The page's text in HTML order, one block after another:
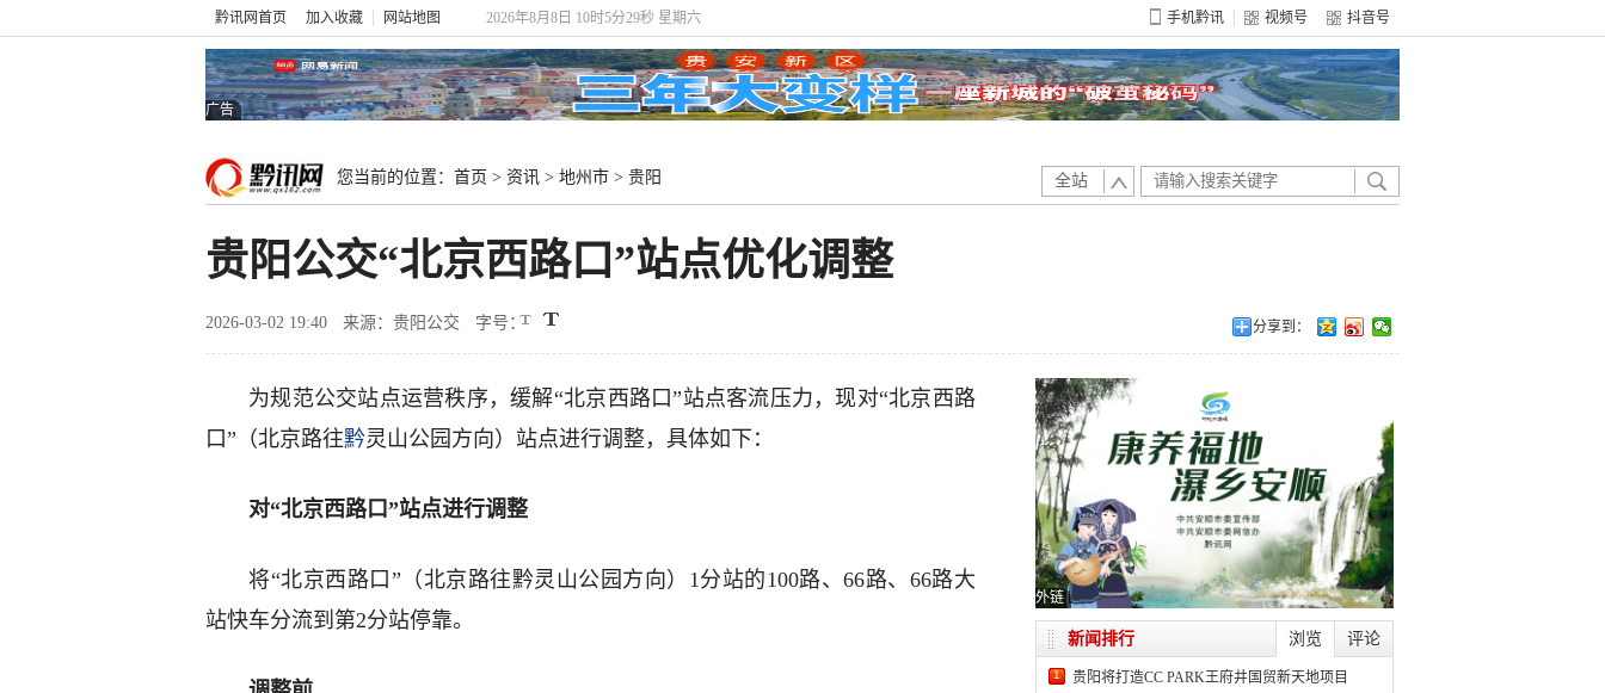
黔讯网首页 加入收藏 网站地图 2026年8月8日 10时5分30秒 星期六 手机黔讯 视频号 抖音号
广告
您当前的位置： 首页 > 资讯 > 地州市 > 贵阳 全站
贵阳公交“北京西路口”站点优化调整
2026-03-02 19:40 来源：贵阳公交 字号： 分享到：
为规范公交站点运营秩序，缓解“北京西路口”站点客流压力，现对“北京西路
口”（北京路往黔灵山公园方向）站点进行调整，具体如下：
对“北京西路口”站点进行调整
将“北京西路口”（北京路往黔灵山公园方向）1分站的100路、66路、66路大
站快车分流到第2分站停靠。
外链
浏览 评论
新闻排行
1 贵阳将打造CC PARK王府井国贸新天地项目